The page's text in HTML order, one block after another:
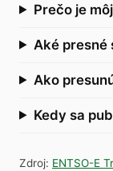
Prečo je
Aké presné
Ako
Kedy sa
Zdroj: ENTSO-E